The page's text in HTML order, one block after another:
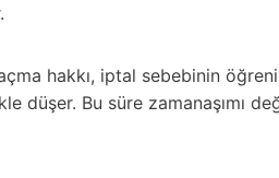
hakkı, iptal sebebinin
düşer. Bu süre zamanaşımı